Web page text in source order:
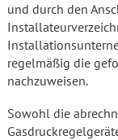
und durch den
regelmäßig die
nachzuweisen.
Sowohl die